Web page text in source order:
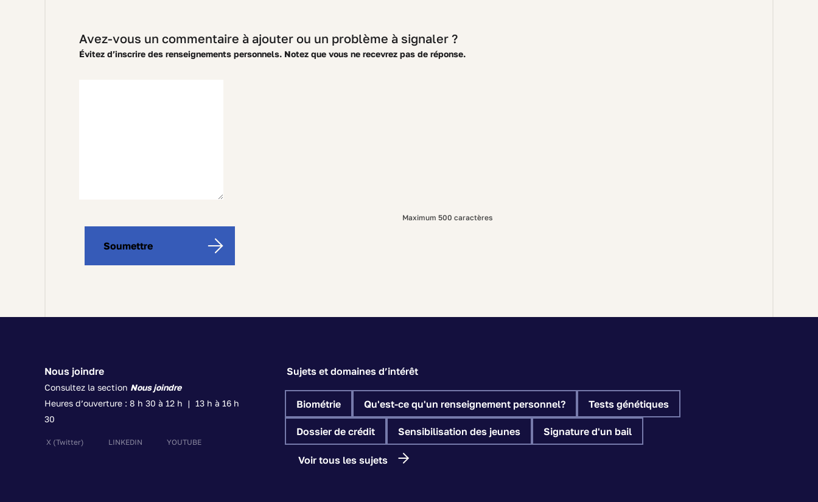
Avez-vous un commentaire à ajouter ou un problème à signaler ?
Évitez d’inscrire des renseignements personnels. Notez que vous ne recevrez pas de réponse.
Maximum 500 caractères
Soumettre
Nous joindre
Consultez la section Nous joindre
Heures d’ouverture : 8 h 30 à 12 h | 13 h à 16 h
30
X (Twitter) LINKEDIN YOUTUBE
Sujets et domaines d’intérêt
Biométrie Qu'est-ce qu'un renseignement personnel? Tests génétiques
Dossier de crédit Sensibilisation des jeunes Signature d'un bail
Voir tous les sujets